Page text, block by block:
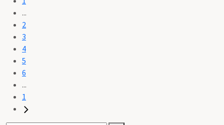
...
2
3
4
5
6
...
1